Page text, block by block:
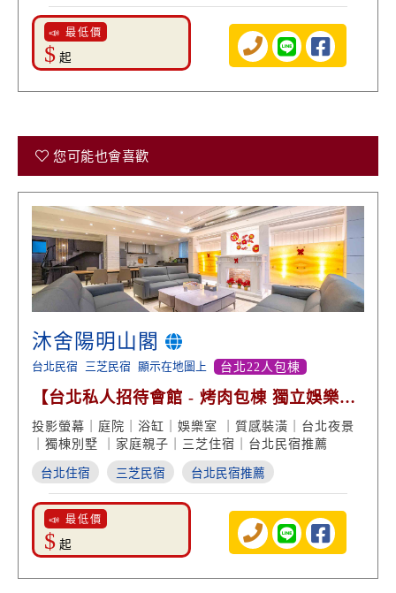
📣 最低價
$ 起
您可能也會喜歡
沐舍陽明山閣
台北民宿 三芝民宿 顯示在地圖上 台北22人包棟
【台北私人招待會館 - 烤肉包棟 獨立娛樂廳
親子遊戲】
投影螢幕｜庭院｜浴缸｜娛樂室 ｜質感裝潢｜台北夜景
｜獨棟別墅 ｜家庭親子｜三芝住宿｜台北民宿推薦
台北住宿 三芝民宿 台北民宿推薦
📣 最低價
$ 起